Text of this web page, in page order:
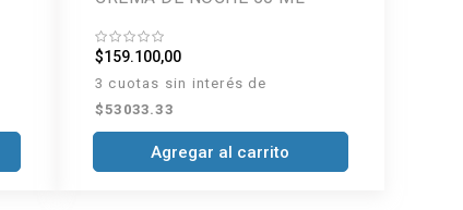
$159.100,00
3 cuotas sin interés de
$53033.33
Agregar al carrito